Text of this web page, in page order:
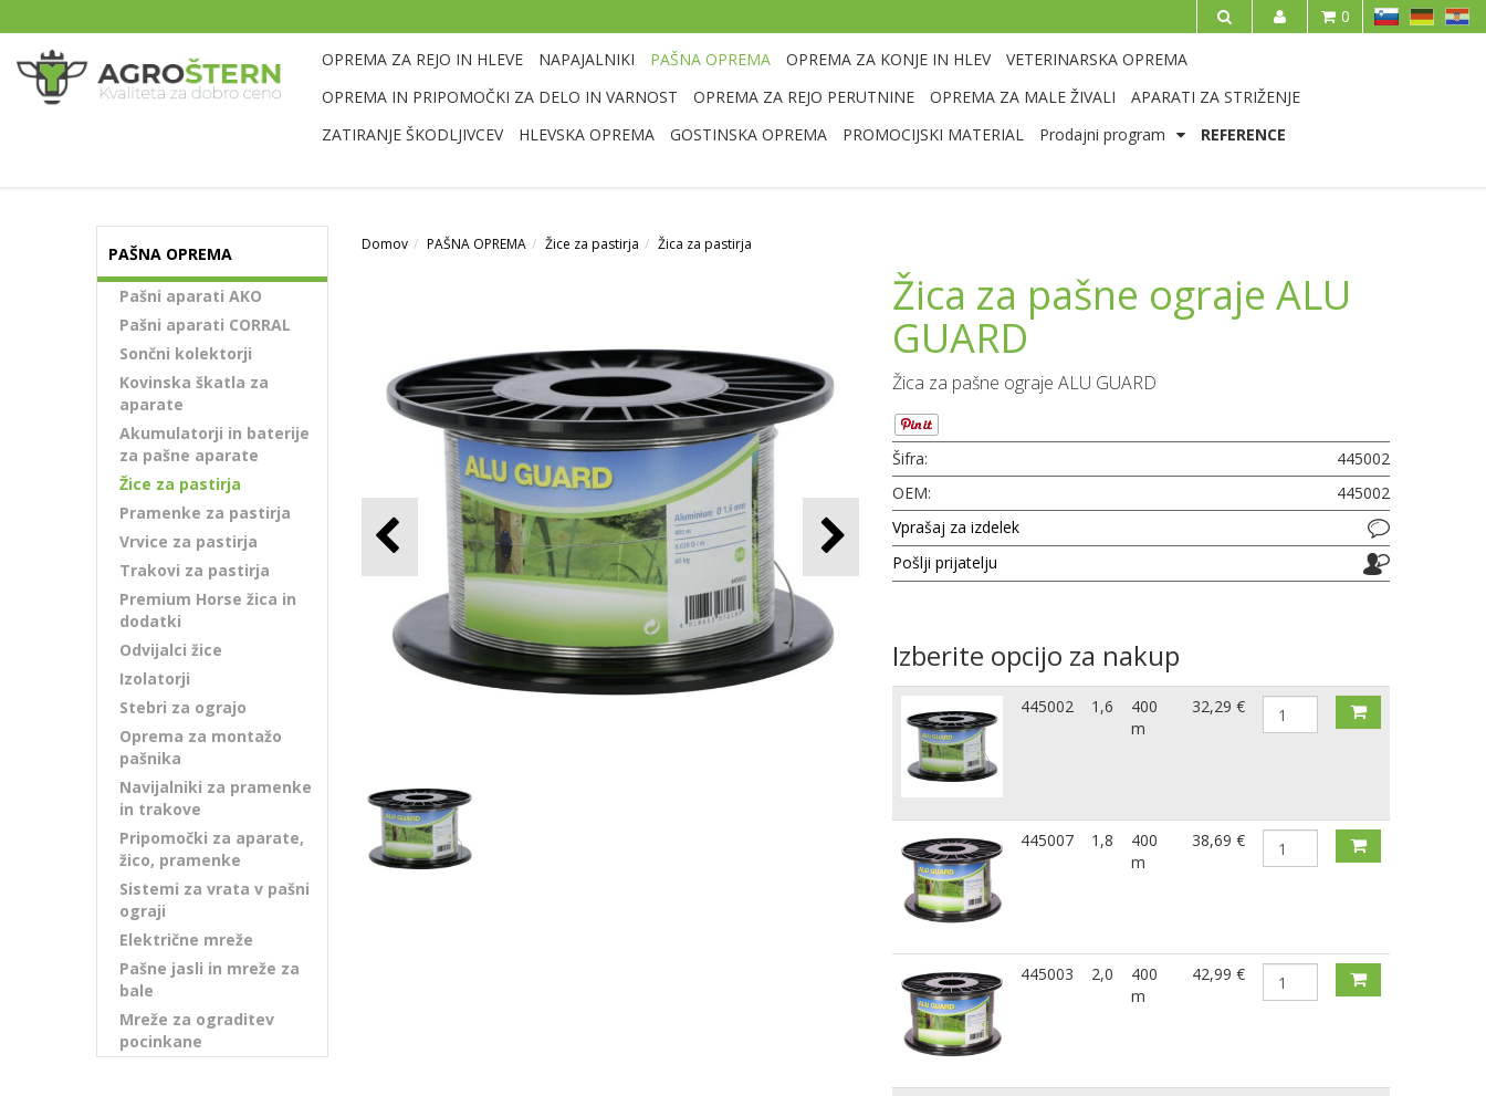
SL HR
0
OPREMA ZA REJO IN HLEVE NAPAJALNIKI PAŠNA OPREMA OPREMA ZA KONJE IN HLEV
VETERINARSKA OPREMA
OPREMA IN PRIPOMOČKI ZA DELO IN VARNOST
OPREMA ZA REJO PERUTNINE OPREMA ZA MALE ŽIVALI
APARATI ZA STRIŽENJE
ZATIRANJE ŠKODLJIVCEV
HLEVSKA OPREMA GOSTINSKA OPREMA PROMOCIJSKI MATERIAL Prodajni program REFERENCE
PAŠNA OPREMA
Pašni aparati AKO
Pašni aparati CORRAL
Sončni kolektorji
Kovinska škatla za
aparate
Akumulatorji in baterije
za pašne aparate
Žice za pastirja
Pramenke za pastirja
Vrvice za pastirja
Trakovi za pastirja
Premium Horse žica in
dodatki
Odvijalci žice
Izolatorji
Stebri za ograjo
Oprema za montažo
pašnika
Navijalniki za pramenke
in trakove
Pripomočki za aparate,
žico, pramenke
Sistemi za vrata v pašni
ograji
Električne mreže
Pašne jasli in mreže za
bale
Mreže za ograditev
pocinkane
Domov PAŠNA OPREMA Žice za pastirja Žica za pastirja
Žica za pašne ograje ALU
GUARD
Žica za pašne ograje ALU GUARD
Šifra:
445002
OEM:
445002
Vprašaj za izdelek
Pošlji prijatelju
Izberite opcijo za nakup
445002 1,6
400
m
32,29 €
445007 1,8
400
m
38,69 €
445003 2,0
400
m
42,99 €